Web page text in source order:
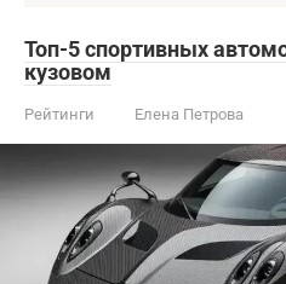
Топ-5 спортивных
кузовом
Рейтинги Елена Петрова